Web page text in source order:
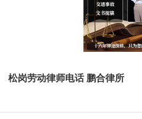
松岗劳动律师电话 鹏合律所